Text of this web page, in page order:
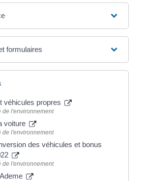
formulaires
véhicules propres
de l'environnement
voiture
de l'environnement
des véhicules et bonus
de l'environnement